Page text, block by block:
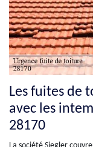
Les fuites de
avec les
28170
La société Siegler